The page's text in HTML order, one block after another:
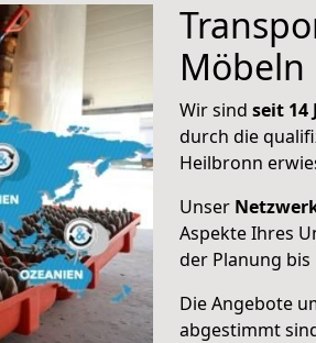
Möbeln
Wir sind seit 14
durch die
Heilbronn
Unser
Aspekte Ihres
der Planung
Die Angebote
abgestimmt